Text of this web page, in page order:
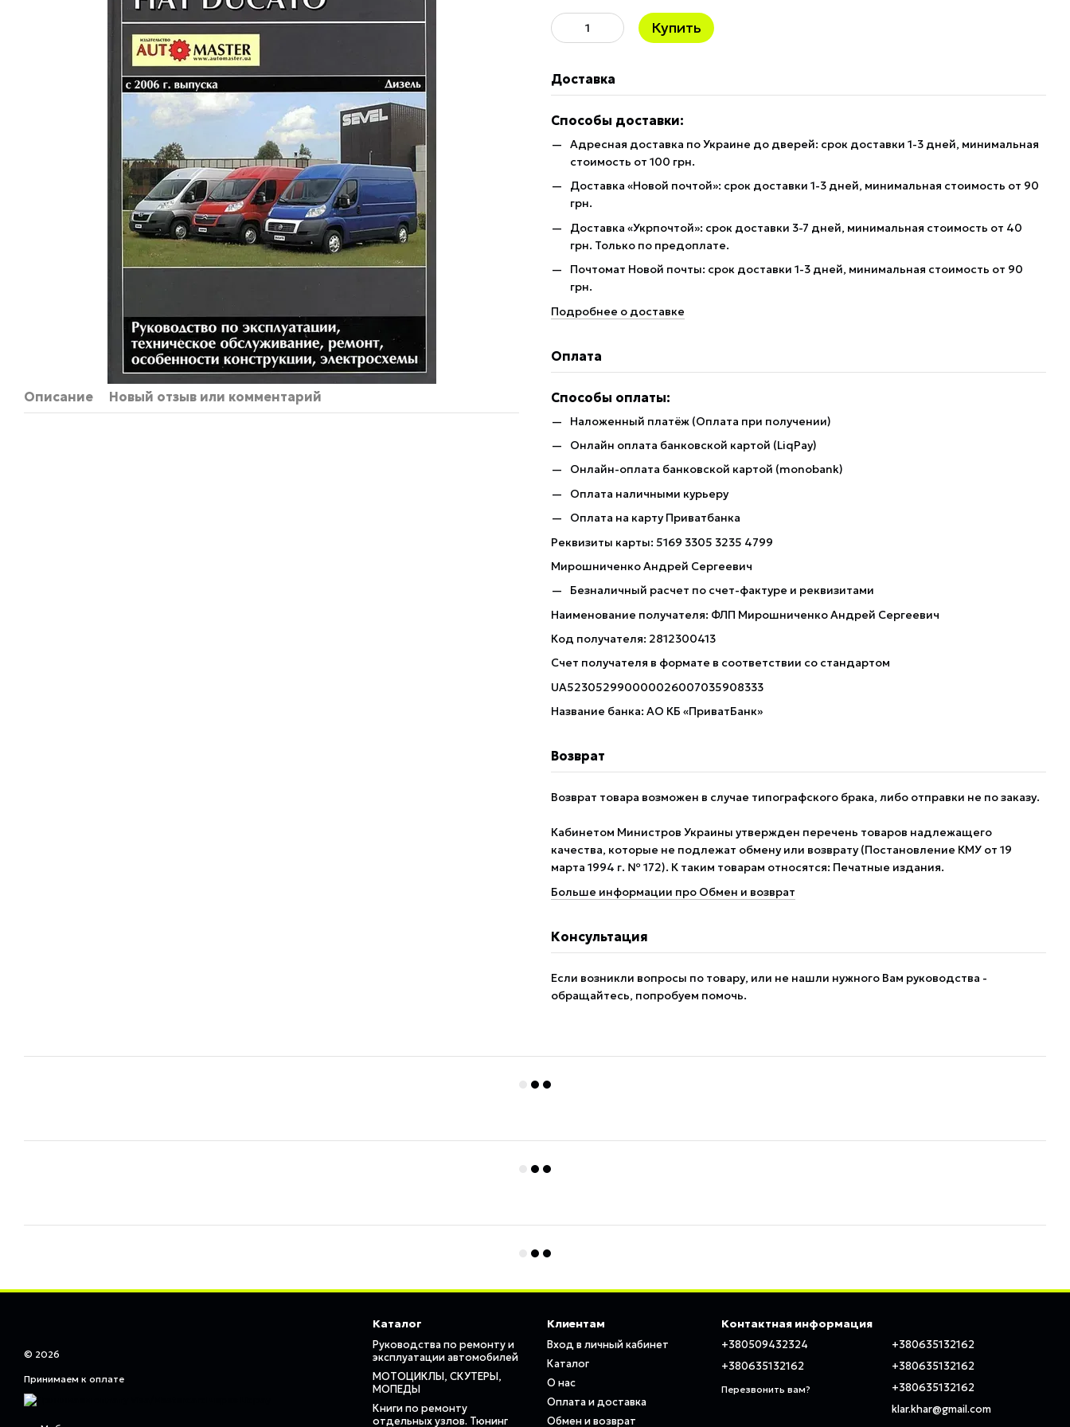
Описание Новый отзыв или комментарий
Купить
Доставка
Способы доставки:
Адресная доставка по Украине до дверей: срок доставки 1-3 дней, минимальная
стоимость от 100 грн.
Доставка «Новой почтой»: срок доставки 1-3 дней, минимальная стоимость от 90
грн.
Доставка «Укрпочтой»: срок доставки 3-7 дней, минимальная стоимость от 40
грн. Только по предоплате.
Почтомат Новой почты: срок доставки 1-3 дней, минимальная стоимость от 90
грн.
Подробнее о доставке
Оплата
Способы оплаты:
Наложенный платёж (Оплата при получении)
Онлайн оплата банковской картой (LiqPay)
Онлайн-оплата банковской картой (monobank)
Оплата наличными курьеру
Оплата на карту Приватбанка
Реквизиты карты: 5169 3305 3235 4799
Мирошниченко Андрей Сергеевич
Безналичный расчет по счет-фактуре и реквизитами
Наименование получателя: ФЛП Мирошниченко Андрей Сергеевич
Код получателя: 2812300413
Счет получателя в формате в соответствии со стандартом
UA523052990000026007035908333
Название банка: АО КБ «ПриватБанк»
Возврат
Возврат товара возможен в случае типографского брака, либо отправки не по заказу.
Кабинетом Министров Украины утвержден перечень товаров надлежащего
качества, которые не подлежат обмену или возврату (Постановление КМУ от 19
марта 1994 г. № 172). К таким товарам относятся: Печатные издания.
Больше информации про Обмен и возврат
Консультация
Если возникли вопросы по товару, или не нашли нужного Вам руководства -
обращайтесь, попробуем помочь.
© 2026
Принимаем к оплате
Каталог
Руководства по ремонту и
эксплуатации автомобилей
МОТОЦИКЛЫ, СКУТЕРЫ,
МОПЕДЫ
Книги по ремонту
отдельных узлов. Тюнинг
Клиентам
Вход в личный кабинет
Каталог
О нас
Оплата и доставка
Обмен и возврат
Контактная информация
+380509432324
+380635132162
Перезвонить вам?
+380635132162
+380635132162
+380635132162
klar.khar@gmail.com